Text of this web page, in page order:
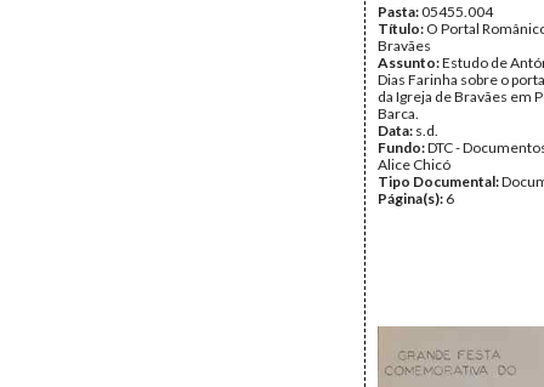
Pasta:05455.004
Título: O Portal
Bravães
Assunto:Estudo de
Dias Farinha sobre o
da Igreja de Bravães em
Barca.
Data: s.d.
Fundo:DTC -
Alice Chicó
Tipo Documental:
Página(s): 6